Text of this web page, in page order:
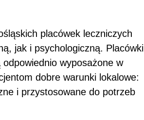
placówek leczniczych
jak i psychologiczną. Placówki
wyposażone w
dobre warunki lokalowe:
i przystosowane do potrzeb